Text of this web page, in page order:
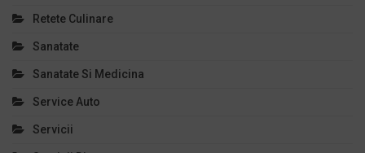
Retete Culinare
Sanatate
Sanatate Si Medicina
Service Auto
Servicii